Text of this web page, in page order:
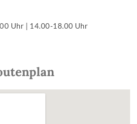
Uhr | 14.00-18.00 Uhr